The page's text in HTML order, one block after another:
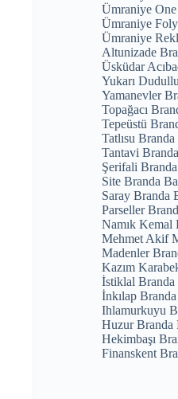
Ümraniye
Ümraniye
Ümraniye
Altunizade
Üsküdar
Yukarı
Yamanevler
Topağacı
Tepeüstü
Tatlısu Branda
Tantavi
Şerifali Branda
Site Branda
Saray Branda
Parseller
Namık Kemal
Mehmet Akif
Madenler
Kazım
İstiklal Branda
İnkılap Branda
Ihlamurkuyu
Huzur Branda
Hekimbaşı
Finanskent